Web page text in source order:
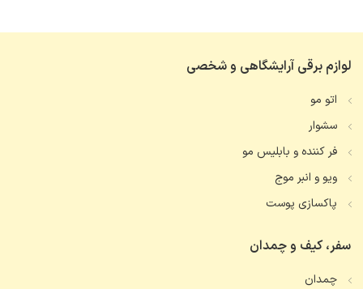
لوازم برقی آرایشگاهی و شخصی
اتو مو
سشوار
فر کننده و بابلیس مو
ویو و انبر موج
پاکسازی پوست
سفر، کیف و چمدان
چمدان